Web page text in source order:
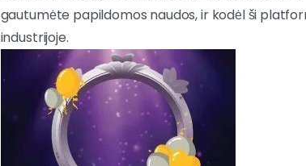
gautumėte papildomos naudos, ir kodėl ši
industrijoje.